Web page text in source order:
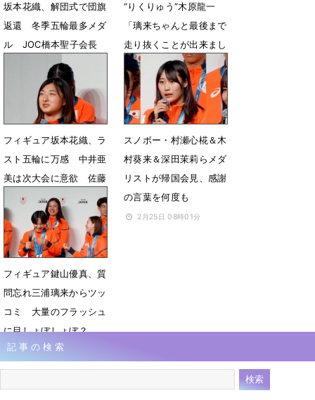
坂本花織、解団式で団旗
返還 冬季五輪最多メダ
ル JOC橋本聖子会長
「大きな誇り」
2月26日 08時15分
“りくりゅう”木原龍一
「璃来ちゃんと最後まで
走り抜くことが出来まし
た」帰国会見で感謝
2月25日 08時11分
フィギュア坂本花織、ラ
スト五輪に万感 中井亜
美は次大会に意欲 佐藤
駿も感謝
2月25日 08時02分
スノボー・村瀬心椛＆木
村葵来＆深田茉莉らメダ
リストが帰国会見、感謝
の言葉を何度も
2月25日 08時01分
フィギュア鍵山優真、質
問忘れ三浦璃来からツッ
コミ 大量のフラッシュ
に目しょぼしょぼ？
2月25日 07時58分
記事の検索